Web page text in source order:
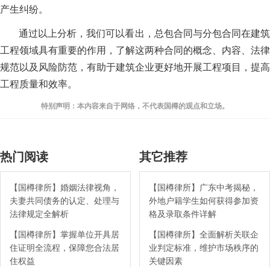
产生纠纷。
通过以上分析，我们可以看出，总包合同与分包合同在建筑
工程领域具有重要的作用，了解这两种合同的概念、内容、法律
规范以及风险防范，有助于建筑企业更好地开展工程项目，提高
工程质量和效率。
特别声明：本内容来自于网络，不代表国樽的观点和立场。
热门阅读
【国樽律所】婚姻法律视角，
夫妻共同债务的认定、处理与
法律规定全解析
【国樽律所】掌握单位开具居
住证明全流程，保障您合法居
住权益
其它推荐
【国樽律所】广东中考揭秘，
外地户籍学生如何获得参加资
格及录取条件详解
【国樽律所】全面解析关联企
业判定标准，维护市场秩序的
关键因素